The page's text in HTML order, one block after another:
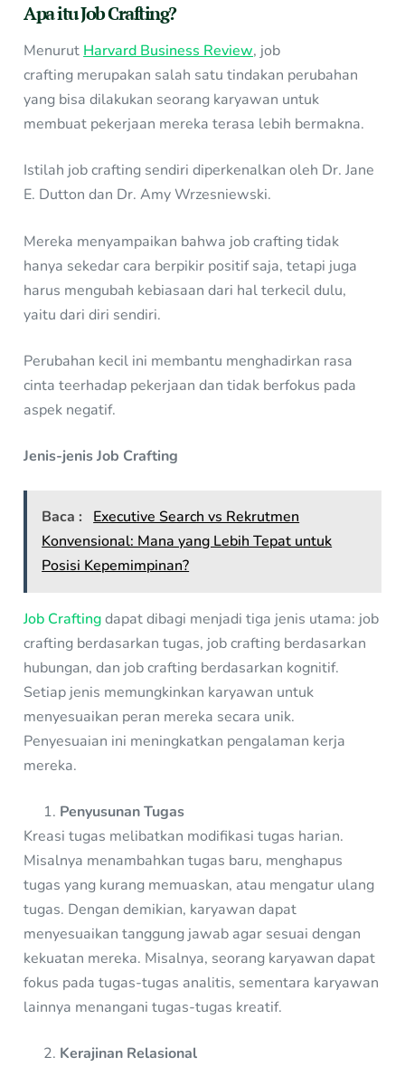
Apa itu Job Crafting?
Menurut Harvard Business Review, job
crafting merupakan salah satu tindakan perubahan
yang bisa dilakukan seorang karyawan untuk
membuat pekerjaan mereka terasa lebih bermakna.
Istilah job crafting sendiri diperkenalkan oleh Dr. Jane
E. Dutton dan Dr. Amy Wrzesniewski.
Mereka menyampaikan bahwa job crafting tidak
hanya sekedar cara berpikir positif saja, tetapi juga
harus mengubah kebiasaan dari hal terkecil dulu,
yaitu dari diri sendiri.
Perubahan kecil ini membantu menghadirkan rasa
cinta teerhadap pekerjaan dan tidak berfokus pada
aspek negatif.
Jenis-jenis Job Crafting
Baca :
Executive Search vs Rekrutmen
Konvensional: Mana yang Lebih Tepat untuk
Posisi Kepemimpinan?
Job Craftingdapat dibagi menjadi tiga jenis utama: job
crafting berdasarkan tugas, job crafting berdasarkan
hubungan, dan job crafting berdasarkan kognitif.
Setiap jenis memungkinkan karyawan untuk
menyesuaikan peran mereka secara unik.
Penyesuaian ini meningkatkan pengalaman kerja
mereka.
Penyusunan Tugas
Kreasi tugas melibatkan modifikasi tugas harian.
Misalnya menambahkan tugas baru, menghapus
tugas yang kurang memuaskan, atau mengatur ulang
tugas. Dengan demikian, karyawan dapat
menyesuaikan tanggung jawab agar sesuai dengan
kekuatan mereka. Misalnya, seorang karyawan dapat
fokus pada tugas-tugas analitis, sementara karyawan
lainnya menangani tugas-tugas kreatif.
Kerajinan Relasional